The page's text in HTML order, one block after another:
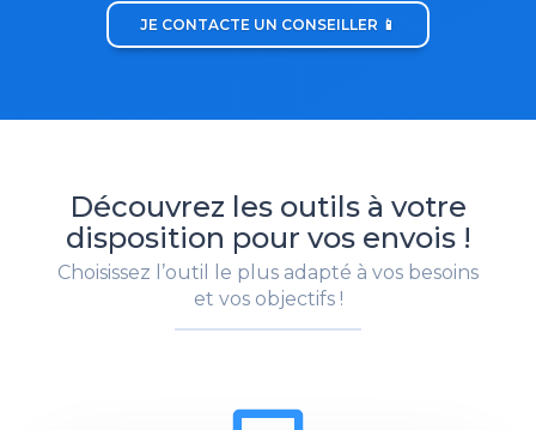
JE CONTACTE UN CONSEILLER 📱
Découvrez les outils à votre
disposition pour vos envois !
Choisissez l’outil le plus adapté à vos besoins
et vos objectifs !